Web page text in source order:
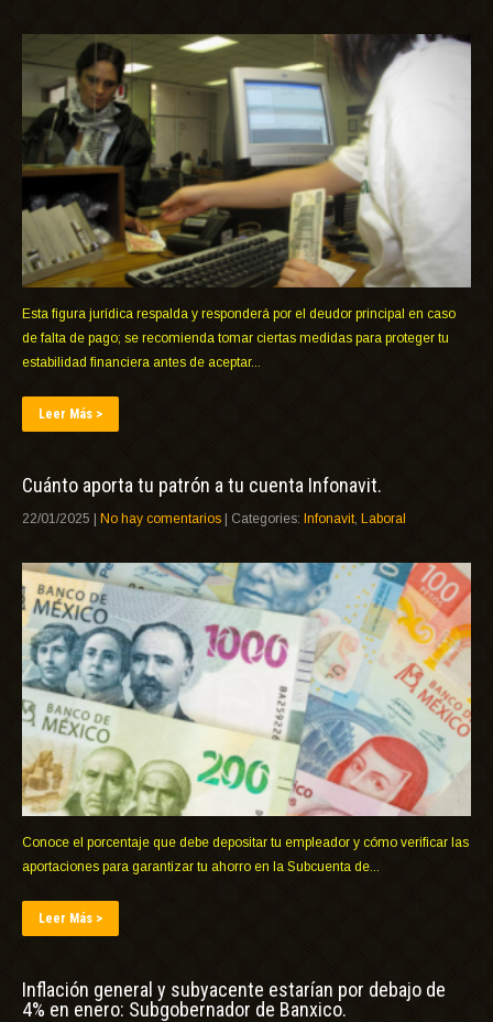
Esta figura jurídica respalda y responderá por el deudor principal en caso
de falta de pago; se recomienda tomar ciertas medidas para proteger tu
estabilidad financiera antes de aceptar...
Leer Más >
Cuánto aporta tu patrón a tu cuenta Infonavit.
22/01/2025 No hay comentarios | Categories: Infonavit, Laboral
Conoce el porcentaje que debe depositar tu empleador y cómo verificar las
aportaciones para garantizar tu ahorro en la Subcuenta de...
Leer Más >
Inflación general y subyacente estarían por debajo de
4% en enero: Subgobernador de Banxico.